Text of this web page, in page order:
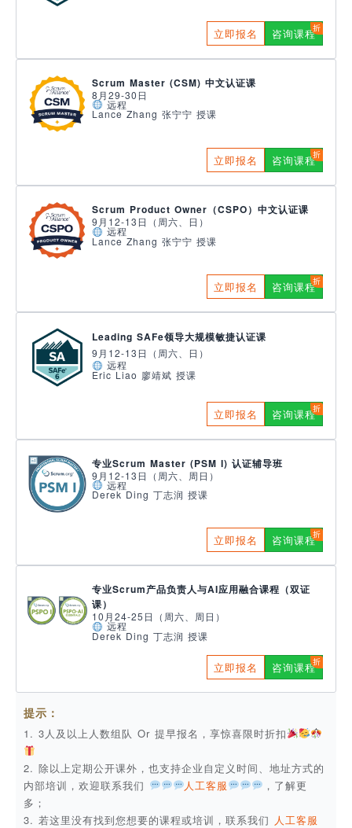
立即报名 咨询课程
Scrum Master (CSM) 中文认证课
8月29-30日
远程
Lance Zhang 张宁宁 授课
立即报名 咨询课程
Scrum Product Owner（CSPO）中文认证课
9月12-13日（周六、日）
远程
Lance Zhang 张宁宁 授课
立即报名 咨询课程
Leading SAFe领导大规模敏捷认证课
9月12-13日（周六、日）
远程
Eric Liao 廖靖斌 授课
立即报名 咨询课程
专业Scrum Master (PSM I) 认证辅导班
9月12-13日（周六、周日）
远程
Derek Ding 丁志润 授课
立即报名 咨询课程
专业Scrum产品负责人与AI应用融合课程（双证
课）
10月24-25日（周六、周日）
远程
Derek Ding 丁志润 授课
立即报名 咨询课程
提示：
1. 3人及以上人数组队 Or 提早报名，享惊喜限时折扣
2. 除以上定期公开课外，也支持企业自定义时间、地址方式的
内部培训，欢迎联系我们
人工客服
，了解更
多；
3. 若这里没有找到您想要的课程或培训，联系我们 人工客服